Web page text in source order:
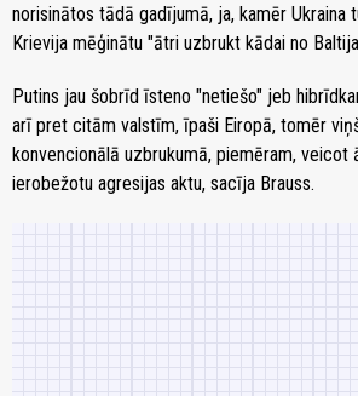
norisinātos tādā gadījumā, ja, kamēr Ukraina
Krievija mēģinātu "ātri uzbrukt kādai no
Putins jau šobrīd īsteno "netiešo" jeb
arī pret citām valstīm, īpaši Eiropā, tomēr
konvencionālā uzbrukumā, piemēram, veicot
ierobežotu agresijas aktu, sacīja Brauss.